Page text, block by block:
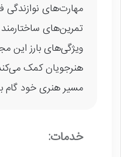
مهارت‌های نوازندگی
تمرین‌های
ویژگی‌های بارز این
هنرجویان کمک می‌کند
مسیر هنری خود گام
خدمات: